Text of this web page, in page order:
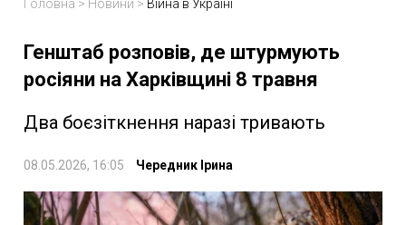
Головна > Новини > Війна в Україні
Генштаб розповів, де штурмують
росіяни на Харківщині 8 травня
Два боєзіткнення наразі тривають
08.05.2026, 16:05 Чередник Ірина